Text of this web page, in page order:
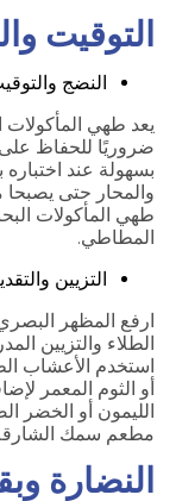
التوقيت
النضج
يعد طهي المأكولات
ضروريًا للحفاظ
بسهولة عند
والمحار حتى يصبحا
طهي المأكولات
المطاطي.
التزيين
ارفع المظهر
الطلاء والتزيين
استخدم الأعشاب
أو الثوم المعمر
الليمون أو الخضر
مطعم سمك
النضارة